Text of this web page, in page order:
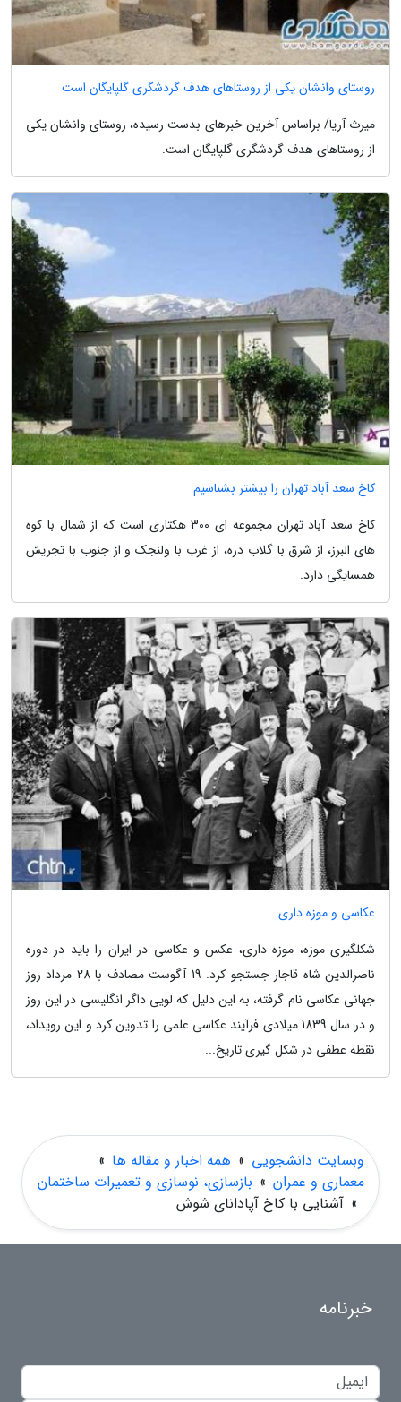
روستای وانشان یکی از روستاهای هدف گردشگری گلپایگان است
میرث آریا/ براساس آخرین خبرهای بدست رسیده، روستای وانشان یکی
از روستاهای هدف گردشگری گلپایگان است.
کاخ سعد آباد تهران را بیشتر بشناسیم
کاخ سعد آباد تهران مجموعه ای 300 هکتاری است که از شمال با کوه
های البرز، از شرق با گلاب دره، از غرب با ولنجک و از جنوب با تجریش
همسایگی دارد.
عکاسی و موزه داری
شکلگیری موزه، موزه داری، عکس و عکاسی در ایران را باید در دوره
ناصرالدین شاه قاجار جستجو کرد. 19 آگوست مصادف با 28 مرداد روز
جهانی عکاسی نام گرفته، به این دلیل که لویی داگر انگلیسی در این روز
و در سال 1839 میلادی فرآیند عکاسی علمی را تدوین کرد و این رویداد،
نقطه عطفی در شکل گیری تاریخ...
وبسایت دانشجویی » همه اخبار و مقاله ها »
معماری و عمران » بازسازی، نوسازی و تعمیرات ساختمان
» آشنایی با کاخ آپادانای شوش
خبرنامه